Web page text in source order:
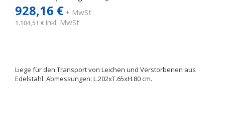
928,16 €+ MwSt
1.104,51 € inkl. MwSt
Liege für den Transport von Leichen und Verstorbenen aus
Edelstahl. Abmessungen: L.202xT.65xH.80 cm.